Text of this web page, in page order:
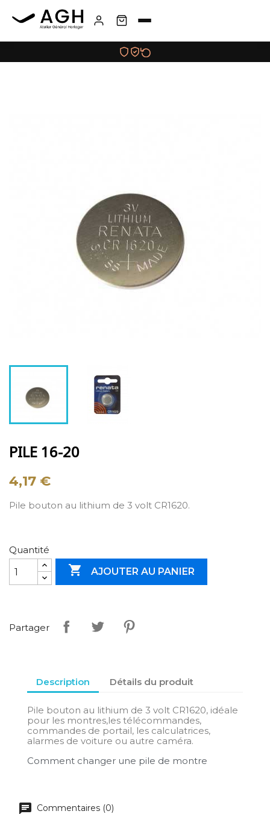
PILE 16-20
4,17 €
Pile bouton au lithium de 3 volt CR1620.
Quantité
 AJOUTER AU PANIER
Partager
Description Détails du produit
Pile bouton au lithium de 3 volt CR1620, idéale
pour les montres,les télécommandes,
commandes de portail, les calculatrices,
alarmes de voiture ou autre caméra.
Comment changer une pile de montre
Commentaires (0)